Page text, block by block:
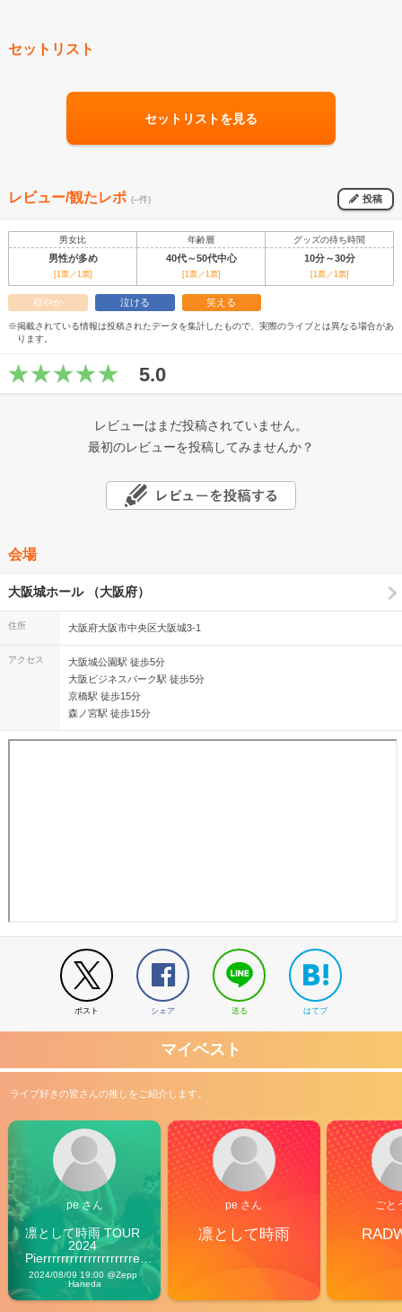
セットリスト
セットリストを見る
レビュー/観たレポ (--件) 投稿
男女比 年齢層 グッズの待ち時間
男性が多め 40代～50代中心 10分～30分
[1票／1票] [1票／1票] [1票／1票]
穏やか 泣ける 笑える
※掲載されている情報は投稿されたデータを集計したもので、実際のライブとは異なる場合があ
ります。
5.0
レビューはまだ投稿されていません。
最初のレビューを投稿してみませんか？
会場
大阪城ホール （大阪府）
住所 大阪府大阪市中央区大阪城3-1
アクセス
大阪城公園駅 徒歩5分
大阪ビジネスパーク駅 徒歩5分
京橋駅 徒歩15分
森ノ宮駅 徒歩15分
ポスト シェア 送る はてブ
マイベスト
ライブ好きの皆さんの推しをご紹介します。
pe さん
凛として時雨 TOUR
2024
Pierrrrrrrrrrrrrrrrrrrre
Vibes
2024/08/09 19:00 @Zepp
Haneda
pe さん
凛として時雨
ごと